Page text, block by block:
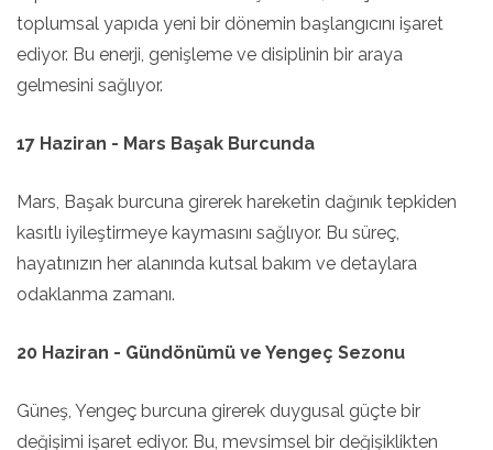
toplumsal yapıda yeni bir dönemin başlangıcını işaret
ediyor. Bu enerji, genişleme ve disiplinin bir araya
gelmesini sağlıyor.
17 Haziran - Mars Başak Burcunda
Mars, Başak burcuna girerek hareketin dağınık tepkiden
kasıtlı iyileştirmeye kaymasını sağlıyor. Bu süreç,
hayatınızın her alanında kutsal bakım ve detaylara
odaklanma zamanı.
20 Haziran - Gündönümü ve Yengeç Sezonu
Güneş, Yengeç burcuna girerek duygusal güçte bir
değişimi işaret ediyor. Bu, mevsimsel bir değişiklikten